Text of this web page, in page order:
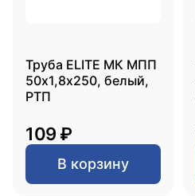
Труба ELITE МК МПП
50х1,8х250, белый,
РТП
109 ₽
В корзину